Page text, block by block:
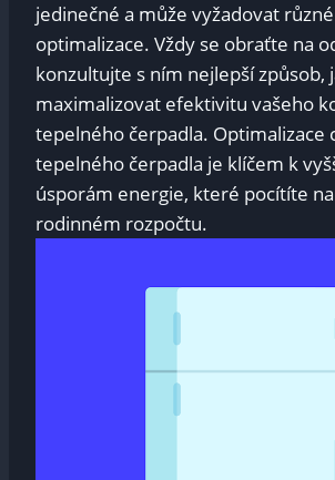
jedinečné a může vyžadovat
optimalizace. Vždy se obraťte na
konzultujte s ním nejlepší způsob,
maximalizovat efektivitu vašeho
tepelného čerpadla. Optimalizace
tepelného čerpadla je klíčem k
úsporám energie, které pocítíte
rodinném rozpočtu.